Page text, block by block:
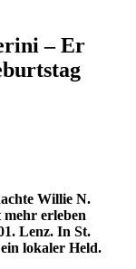
– Er
Willie N.
mehr erleben
Lenz. In St.
lokaler Held.